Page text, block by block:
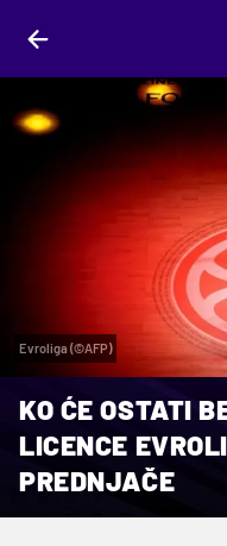
Evroliga (©AFP)
KO ĆE OSTATI
LICENCE
PREDNJAČE